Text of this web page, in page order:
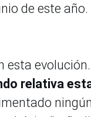
de este
esta
relativa
ningún